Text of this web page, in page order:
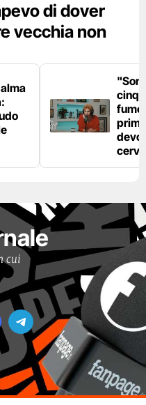
di dover
vecchia non
fumo
devo
cui